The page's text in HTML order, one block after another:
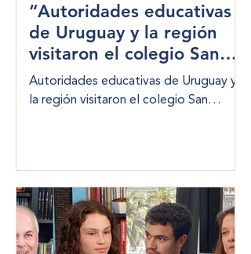
“Autoridades educativas
de Uruguay y la región
visitaron el colegio San
Ignacio en el marco del
XVI Encuentro de
Autoridades educativas de Uruguay y
la región visitaron el colegio San